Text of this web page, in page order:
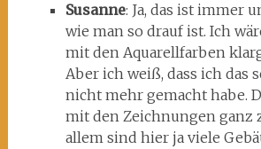
Susanne: Ja, das ist immer
wie man so drauf ist. Ich
mit den Aquarellfarben
Aber ich weiß, dass ich das
nicht mehr gemacht habe.
mit den Zeichnungen ganz
allem sind hier ja viele